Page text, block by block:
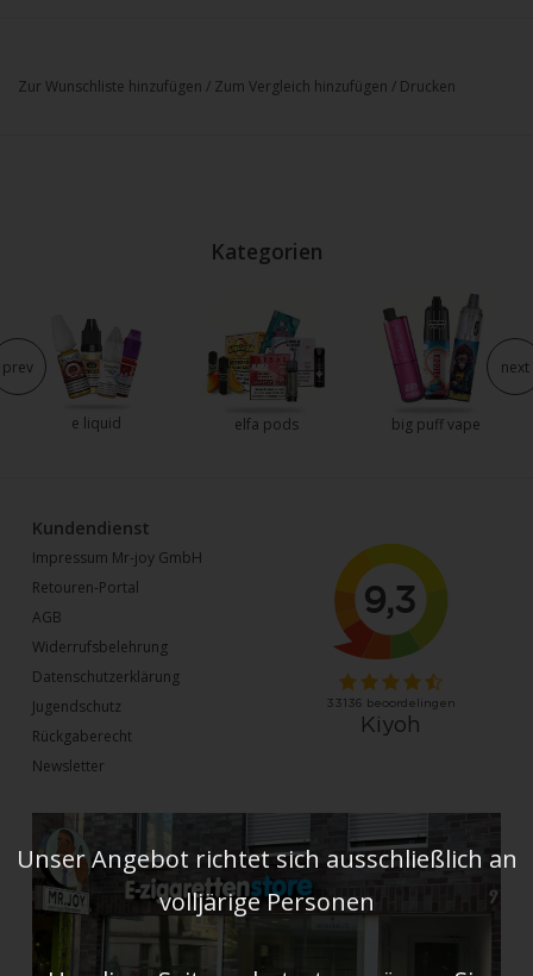
Zur Wunschliste hinzufügen / Zum Vergleich hinzufügen / Drucken
Kategorien
e liquid elfa pods big puff vape
prev next
Kundendienst
Impressum Mr-joy GmbH
Retouren-Portal
AGB
Widerrufsbelehrung
Datenschutzerklärung
Jugendschutz
Rückgaberecht
Newsletter
Unser Angebot richtet sich ausschließlich an
volljärige Personen